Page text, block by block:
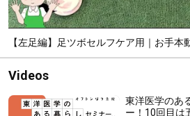
【左足編】足ツボセルフケア用｜お手本
Videos
東洋医学のあ
ー！10回目は